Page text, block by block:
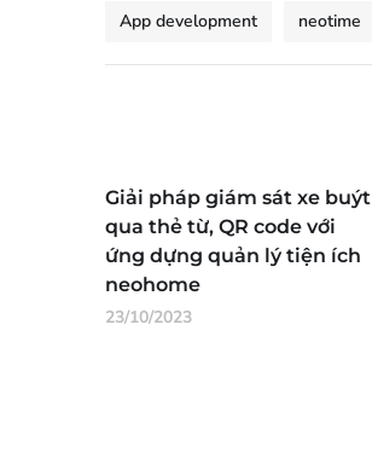
App development neotime
Giải pháp giám sát xe buýt
qua thẻ từ, QR code với
ứng dựng quản lý tiện ích
neohome
23/10/2023